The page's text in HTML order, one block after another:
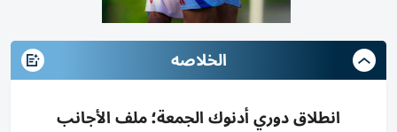
الخلاصه
انطلاق دوري أدنوك الجمعة؛ ملف الأجانب